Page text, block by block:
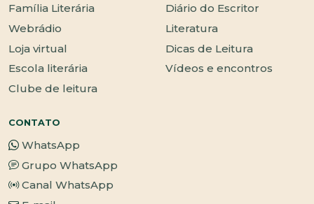
Família Literária
Webrádio
Loja virtual
Escola literária
Clube de leitura
Diário do Escritor
Literatura
Dicas de Leitura
Vídeos e encontros
CONTATO
WhatsApp
Grupo WhatsApp
Canal WhatsApp